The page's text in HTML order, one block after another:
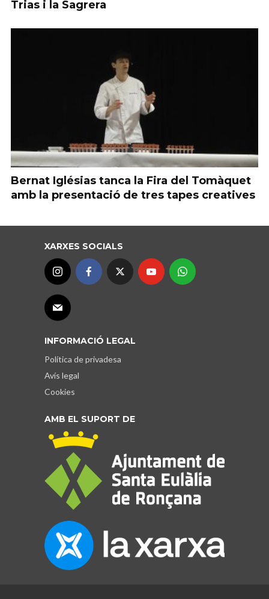
Trias i la Sagrera
Bernat Iglésias tanca la Fira del Tomàquet
amb la presentació de tres tapes creatives
XARXES SOCIALS
INFORMACIÓ LEGAL
Política de privadesa
Avís legal
Cookies
AMB EL SUPORT DE